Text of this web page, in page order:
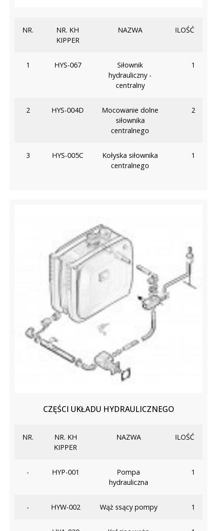
NR.
NR. KH
KIPPER
NAZWA ILOŚĆ
1 HYS-067
Siłownik
hydrauliczny -
centralny
1
2 HYS-004D
Mocowanie dolne
siłownika
centralnego
2
3 HYS-005C
Kołyska siłownika
centralnego
1
CZĘŚCI UKŁADU HYDRAULICZNEGO
NR.
NR. KH
KIPPER
NAZWA ILOŚĆ
- HYP-001
Pompa
hydrauliczna
1
- HYW-002 Wąż ssący pompy 1